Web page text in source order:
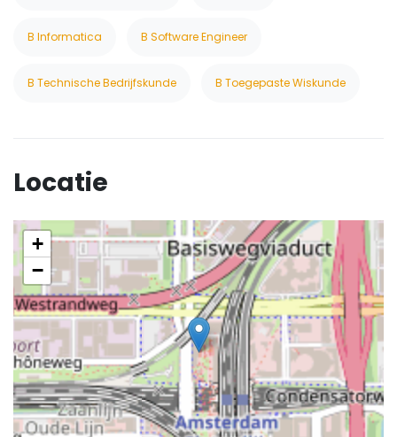
B Informatica B Software Engineer
B Technische Bedrijfskunde B Toegepaste Wiskunde
Locatie
+
−